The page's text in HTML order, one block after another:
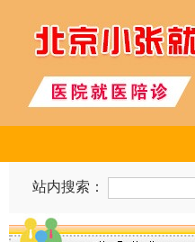
站内搜索：